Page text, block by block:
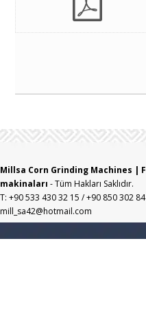
Millsa Corn Grinding Machines |
makinaları - Tüm Hakları Saklıdır.
T: +90 533 430 32 15 / +90 850 302
mill_sa42@hotmail.com